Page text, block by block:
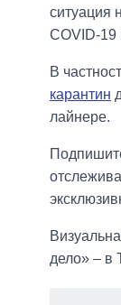
ситуация
COVID-19
В
карантин
лайнере.
дело» – в